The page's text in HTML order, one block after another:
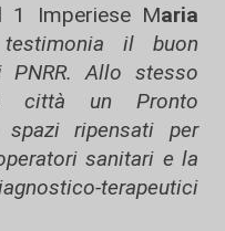
1 Imperiese Maria
il buon
PNRR. Allo stesso
città un Pronto
ripensati per
sanitari e la
terapeutici